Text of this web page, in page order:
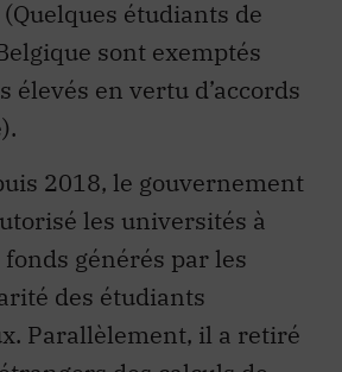
sont exemptés
élevés en vertu d’accords
2018, le gouvernement
les universités à
générés par les
des étudiants
Parallèlement, il a retiré
des calculs de